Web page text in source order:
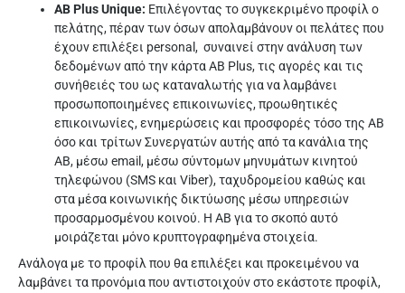
AB Plus Unique: Επιλέγοντας το συγκεκριμένο προφίλ ο
πελάτης, πέραν των όσων απολαμβάνουν οι πελάτες που
έχουν επιλέξει personal, συναινεί στην ανάλυση των
δεδομένων από την κάρτα AB Plus, τις αγορές και τις
συνήθειές του ως καταναλωτής για να λαμβάνει
προσωποποιημένες επικοινωνίες, προωθητικές
επικοινωνίες, ενημερώσεις και προσφορές τόσο της ΑΒ
όσο και τρίτων Συνεργατών αυτής από τα κανάλια της
ΑΒ, μέσω email, μέσω σύντομων μηνυμάτων κινητού
τηλεφώνου (SMS και Viber), ταχυδρομείου καθώς και
στα μέσα κοινωνικής δικτύωσης μέσω υπηρεσιών
προσαρμοσμένου κοινού. Η ΑΒ για το σκοπό αυτό
μοιράζεται μόνο κρυπτογραφημένα στοιχεία.
Ανάλογα με το προφίλ που θα επιλέξει και προκειμένου να
λαμβάνει τα προνόμια που αντιστοιχούν στο εκάστοτε προφίλ,